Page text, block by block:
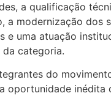
a qualificação
a modernização dos
e uma atuação
da categoria.
do
oportunidade inédita